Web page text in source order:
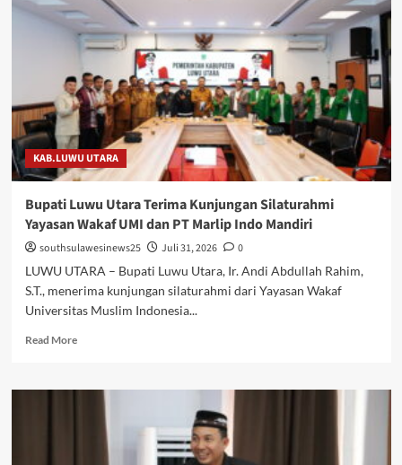
KAB.LUWU UTARA
Bupati Luwu Utara Terima Kunjungan Silaturahmi
Yayasan Wakaf UMI dan PT Marlip Indo Mandiri
southsulawesinews25 Juli 31, 2026
0
LUWU UTARA – Bupati Luwu Utara, Ir. Andi Abdullah Rahim,
S.T., menerima kunjungan silaturahmi dari Yayasan Wakaf
Universitas Muslim Indonesia...
Read MoreRead
Bupati
Terima
Kunjungan